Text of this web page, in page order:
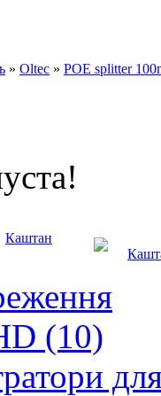
» Oltec » POE splitter
Каштан
(10)